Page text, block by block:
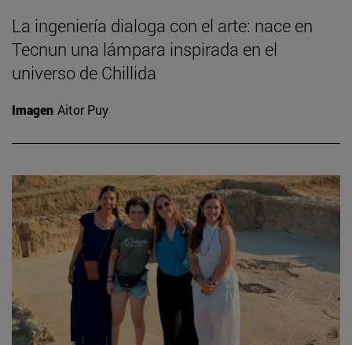
La ingeniería dialoga con el arte: nace en
Tecnun una lámpara inspirada en el
universo de Chillida
Imagen Aitor Puy